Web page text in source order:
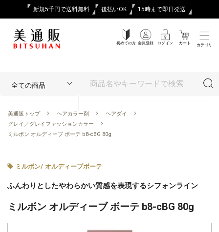
新規5千円で送料無料 後払いOK 15時まで即日発送
初めての方 会員登録 ログイン カート カテゴリ
美通販トップ ヘアカラー剤
ヘアダイ
グレイ／グレイファッションカラー
ミルボン オルディーブ ボーテ b8-cBG 80g
ミルボン/ オルディーブボーテ
ふんわりとしたやわらかい質感を表現するシフォンライン
ミルボン オルディーブ ボーテ b8-cBG 80g